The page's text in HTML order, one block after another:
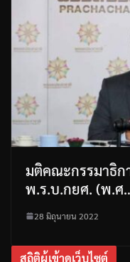
มติคณะกรรมาธิก
พ.ร.บ.กยศ. (พ.ศ
28 มิถุนายน 2022
สถิติผู้เข้าดูเว็บไซต์